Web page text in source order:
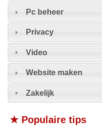
Pc beheer
Privacy
Video
Website maken
Zakelijk
★ Populaire tips